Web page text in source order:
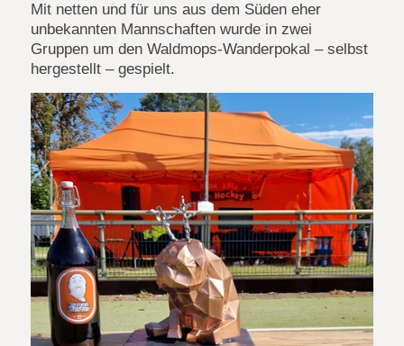
Mit netten und für uns aus dem Süden eher
unbekannten Mannschaften wurde in zwei
Gruppen um den Waldmops-Wanderpokal – selbst
hergestellt – gespielt.